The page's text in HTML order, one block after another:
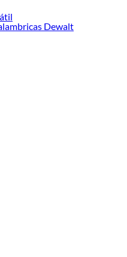
de Neumáticos en Sodimac.
de renovación y decoración.
Dewalt